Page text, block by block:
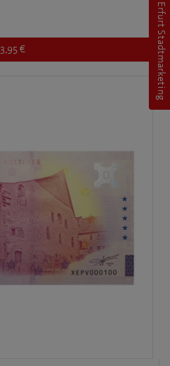
3,95 € Erfurt Stadtmarketing